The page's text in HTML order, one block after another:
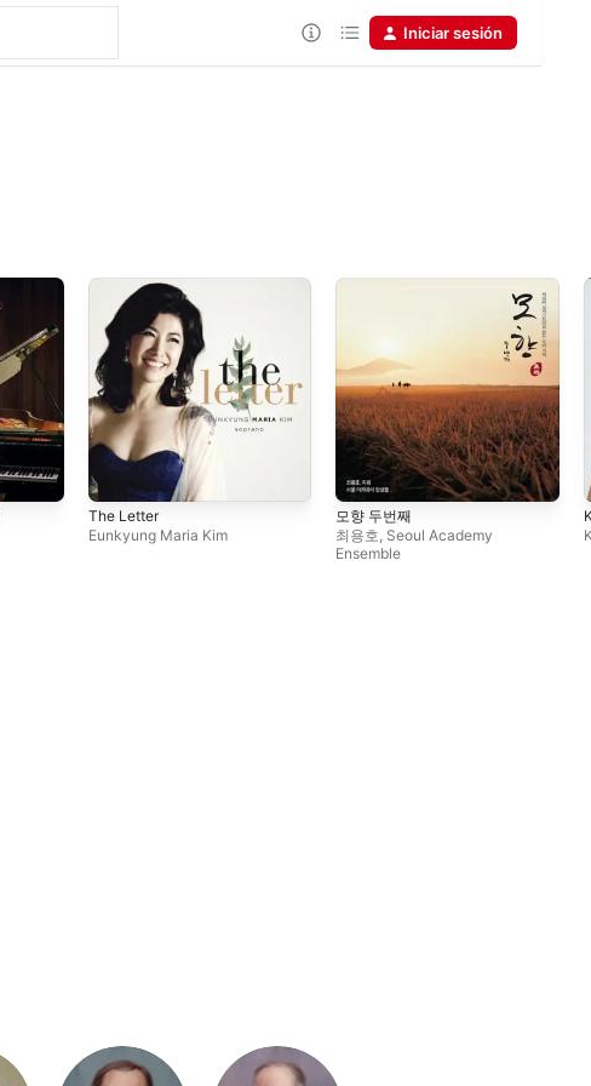
Iniciar sesión
The Letter
Eunkyung Maria Kim
모향 두번째
최용호 Seoul Academy
Ensemble